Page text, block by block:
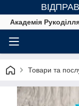
Академія
Товари та